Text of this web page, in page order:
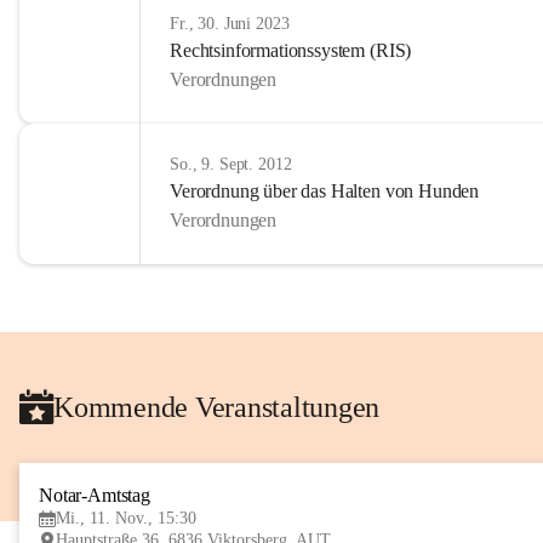
Fr., 30. Juni 2023
Rechtsinformationssystem (RIS)
Verordnungen
So., 9. Sept. 2012
Verordnung über das Halten von Hunden
Verordnungen
Kommende Veranstaltungen
Notar-Amtstag
Mi., 11. Nov., 15:30